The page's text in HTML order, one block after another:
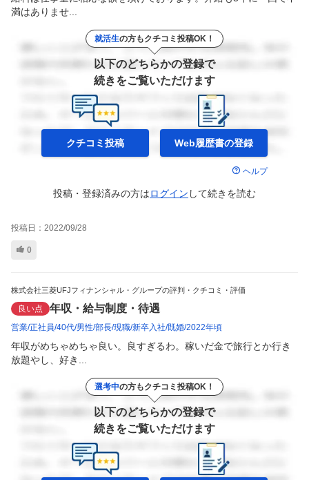
満はありませ...
就活生の方もクチコミ投稿OK！
以下のどちらかの登録で
続きをご覧いただけます
クチコミ投稿 Web履歴書の登録
ヘルプ
投稿・登録済みの方はログイン して続きを読む
投稿日： 2022/09/28
0
株式会社三菱UFJフィナンシャル・グループの評判・クチコミ・評価
良い点 年収・給与制度・待遇
営業 正社員 40代 男性 部長 現職 新卒入社 既婚 2022年頃
年収がめちゃめちゃ良い。良すぎるわ。稼いだ金で旅行とか行き
放題やし、好き...
選考中の方もクチコミ投稿OK！
以下のどちらかの登録で
続きをご覧いただけます